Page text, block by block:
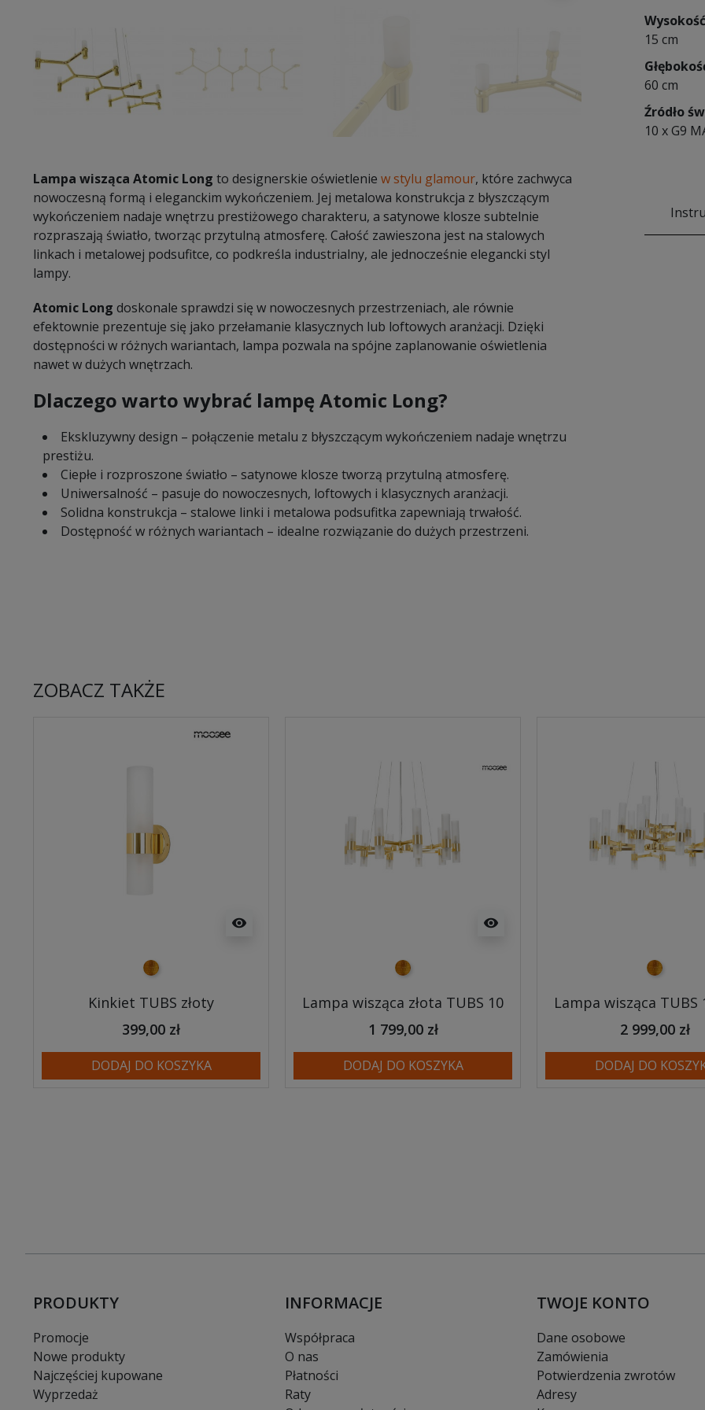
Lampa wisząca Atomic Long to designerskie oświetlenie w stylu glamour, które zachwyca
nowoczesną formą i eleganckim wykończeniem. Jej metalowa konstrukcja z błyszczącym
wykończeniem nadaje wnętrzu prestiżowego charakteru, a satynowe klosze subtelnie
rozpraszają światło, tworząc przytulną atmosferę. Całość zawieszona jest na stalowych
linkach i metalowej podsufitce, co podkreśla industrialny, ale jednocześnie elegancki styl
lampy.
Atomic Long doskonale sprawdzi się w nowoczesnych przestrzeniach, ale równie
efektownie prezentuje się jako przełamanie klasycznych lub loftowych aranżacji. Dzięki
dostępności w różnych wariantach, lampa pozwala na spójne zaplanowanie oświetlenia
nawet w dużych wnętrzach.
Dlaczego warto wybrać lampę Atomic Long?
Ekskluzywny design – połączenie metalu z błyszczącym wykończeniem nadaje wnętrzu
prestiżu.
Ciepłe i rozproszone światło – satynowe klosze tworzą przytulną atmosferę.
Uniwersalność – pasuje do nowoczesnych, loftowych i klasycznych aranżacji.
Solidna konstrukcja – stalowe linki i metalowa podsufitka zapewniają trwałość.
Dostępność w różnych wariantach – idealne rozwiązanie do dużych przestrzeni.
Wysokość
15 cm
60 cm
Źródło
10 x G9
ZOBACZ TAKŻE
visibility
złoty
Kinkiet TUBS złoty
399,00 zł
DODAJ DO KOSZYKA
visibility
złoty
Lampa wisząca złota TUBS 10
1 799,00 zł
DODAJ DO KOSZYKA
złoty
Lampa wisząca TUBS
2 999,00 zł
DODAJ DO
PRODUKTY
Promocje
Nowe produkty
Najczęściej kupowane
Wyprzedaż
INFORMACJE
Współpraca
O nas
Płatności
Raty
TWOJE KONTO
Dane osobowe
Zamówienia
Potwierdzenia zwrotów
Adresy